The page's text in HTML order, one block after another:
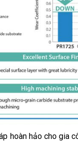
hoàn hảo cho gia